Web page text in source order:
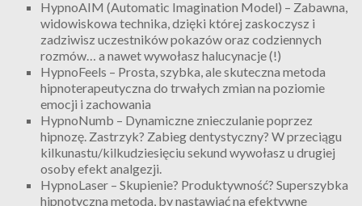
HypnoAIM (Automatic Imagination Model) – Zabawna,
widowiskowa technika, dzięki której zaskoczysz i
zadziwisz uczestników pokazów oraz codziennych
rozmów… a nawet wywołasz halucynacje (!)
HypnoFeels – Prosta, szybka, ale skuteczna metoda
hipnoterapeutyczna do trwałych zmian na poziomie
emocji i zachowania
HypnoNumb – Dynamiczne znieczulanie poprzez
hipnozę. Zastrzyk? Zabieg dentystyczny? W przeciągu
kilkunastu/kilkudziesięciu sekund wywołasz u drugiej
osoby efekt analgezji.
HypnoLaser – Skupienie? Produktywność? Superszybka
hipnotyczna metoda, by nastawiać na efektywne